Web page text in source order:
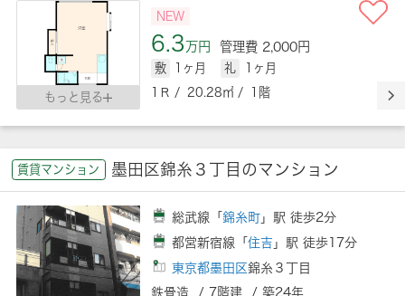
もっと見る
NEW
6.3万円 管理費 2,000円
敷 1ヶ月 礼
1ヶ月
1Ｒ / 20.28㎡ / 1階
賃貸マンション 墨田区錦糸３丁目のマンション
総武線「錦糸町 」駅 徒歩2分
都営新宿線「住吉 」駅 徒歩17分
東京都墨田区 錦糸３丁目
鉄骨造 / 7階建 / 築24年